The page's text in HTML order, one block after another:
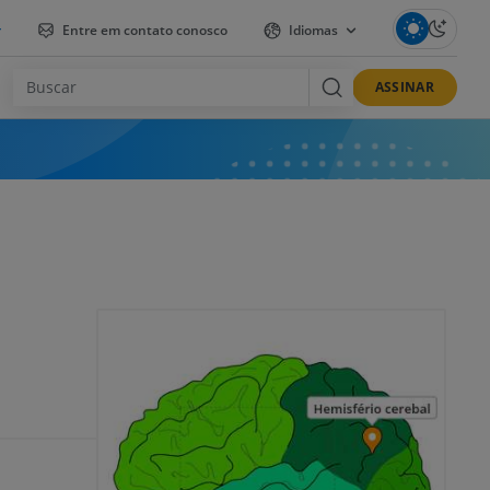
Entre em contato conosco Idiomas
ASSINAR